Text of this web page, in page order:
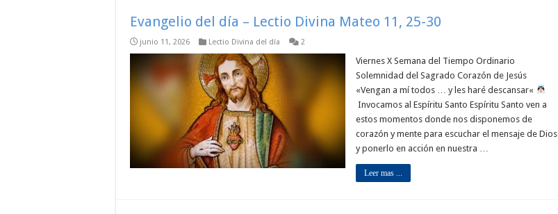
Evangelio del día – Lectio Divina Mateo 11, 25-30
junio 11, 2026 Lectio Divina del día 2
Viernes X Semana del Tiempo Ordinario
Solemnidad del Sagrado Corazón de Jesús
«Vengan a mí todos … y les haré descansar«
Invocamos al Espíritu Santo Espíritu Santo ven a
estos momentos donde nos disponemos de
corazón y mente para escuchar el mensaje de Dios
y ponerlo en acción en nuestra …
Leer mas ...